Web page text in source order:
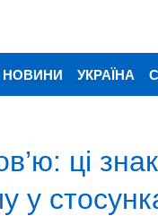
НОВИНИ УКРАЇНА
ці
у